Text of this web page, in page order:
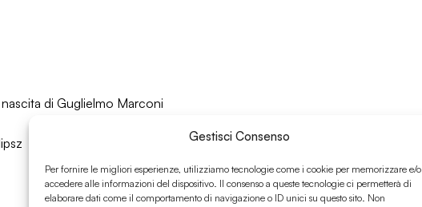
Gestisci Consenso
Per fornire le migliori esperienze, utilizziamo tecnologie come i cookie per memorizzare e/o
accedere alle informazioni del dispositivo. Il consenso a queste tecnologie ci permetterà di
elaborare dati come il comportamento di navigazione o ID unici su questo sito. Non
di Guglielmo Marconi